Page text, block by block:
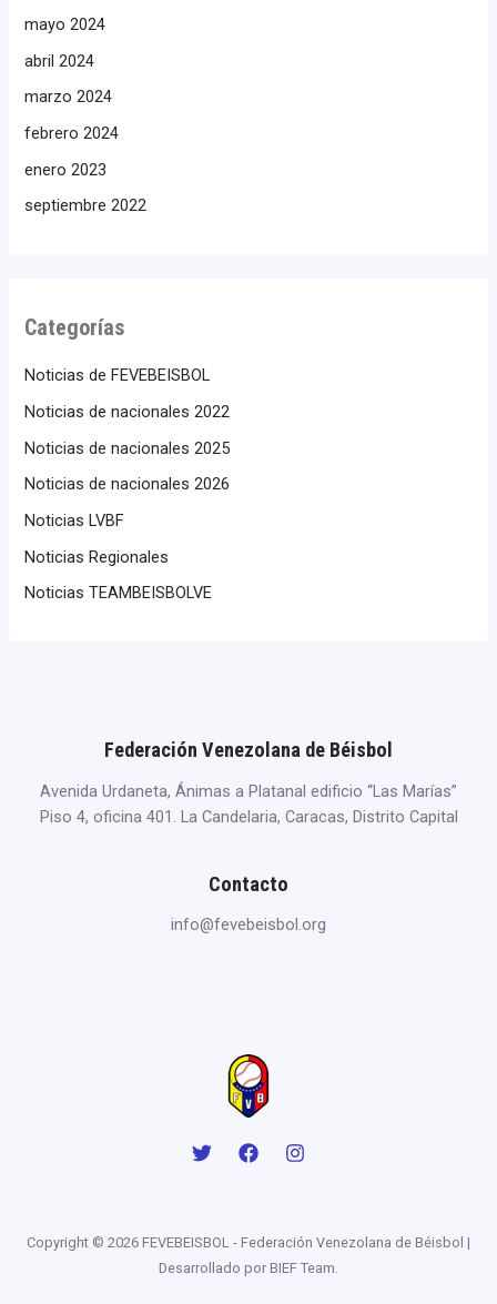
mayo 2024
abril 2024
marzo 2024
febrero 2024
enero 2023
septiembre 2022
Categorías
Noticias de FEVEBEISBOL
Noticias de nacionales 2022
Noticias de nacionales 2025
Noticias de nacionales 2026
Noticias LVBF
Noticias Regionales
Noticias TEAMBEISBOLVE
Federación Venezolana de Béisbol
Avenida Urdaneta, Ánimas a Platanal edificio “Las Marías”
Piso 4, oficina 401. La Candelaria, Caracas, Distrito Capital
Contacto
info@fevebeisbol.org
Copyright © 2026 FEVEBEISBOL - Federación Venezolana de Béisbol |
Desarrollado por BIEF Team.